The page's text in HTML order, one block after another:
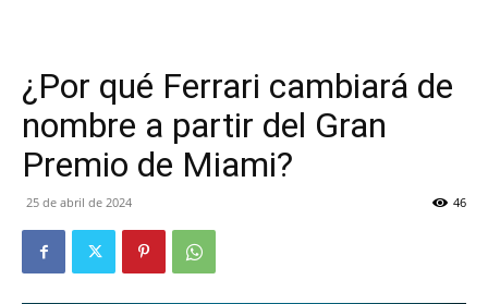
¿Por qué Ferrari cambiará de
nombre a partir del Gran
Premio de Miami?
25 de abril de 2024 46